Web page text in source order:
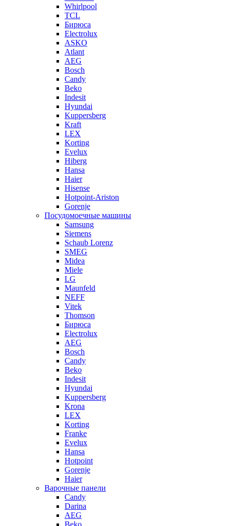
Whirlpool
TCL
Бирюса
Electrolux
ASKO
Atlant
AEG
Bosch
Candy
Beko
Indesit
Hyundai
Kuppersberg
Kraft
LEX
Korting
Evelux
Hiberg
Hansa
Haier
Hisense
Hotpoint-Ariston
Gorenje
Посудомоечные машины
Samsung
Siemens
Schaub Lorenz
SMEG
Midea
Miele
LG
Maunfeld
NEFF
Vitek
Thomson
Бирюса
Electrolux
AEG
Bosch
Candy
Beko
Indesit
Hyundai
Kuppersberg
Krona
LEX
Korting
Franke
Evelux
Hansa
Hotpoint
Gorenje
Haier
Варочные панели
Candy
Darina
AEG